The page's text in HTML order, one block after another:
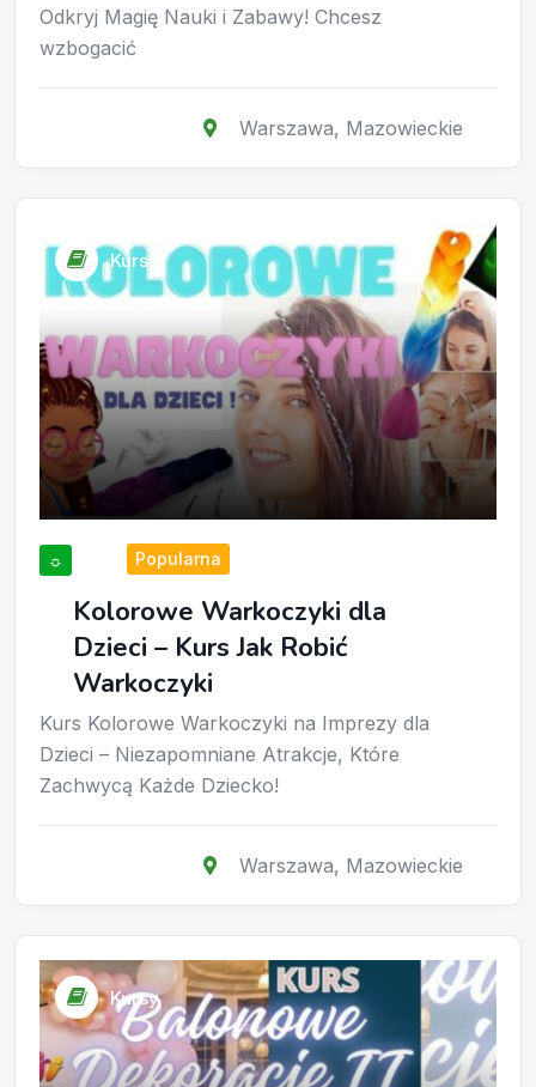
Odkryj Magię Nauki i Zabawy! Chcesz
wzbogacić
Warszawa, Mazowieckie
Kursy
☼
Kolorowe Warkoczyki dla
Dzieci – Kurs Jak Robić
Warkoczyki
Popularna
Kurs Kolorowe Warkoczyki na Imprezy dla
Dzieci – Niezapomniane Atrakcje, Które
Zachwycą Każde Dziecko!
Warszawa, Mazowieckie
Kursy